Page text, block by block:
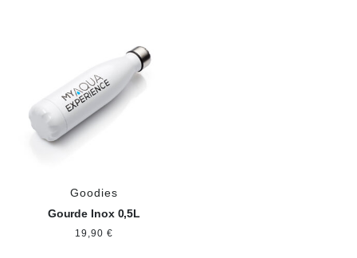
Goodies
Gourde Inox 0,5L
19,90 €